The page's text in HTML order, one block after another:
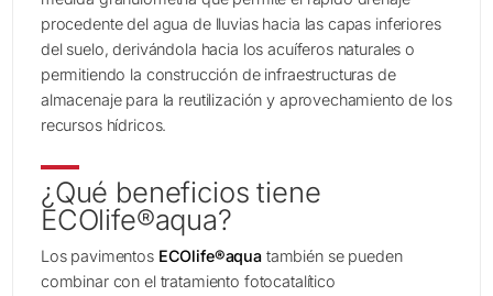
procedente del agua de lluvias hacia las capas inferiores
del suelo, derivándola hacia los acuíferos naturales o
permitiendo la construcción de infraestructuras de
almacenaje para la reutilización y aprovechamiento de los
recursos hídricos.
¿Qué beneficios tiene
ECOlife®aqua?
Los pavimentos ECOlife®aquatambién se pueden
combinar con el tratamiento fotocatalítico